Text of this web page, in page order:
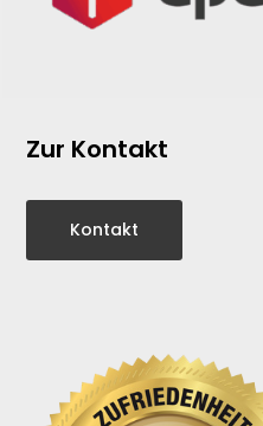
Zur Kontakt
Kontakt